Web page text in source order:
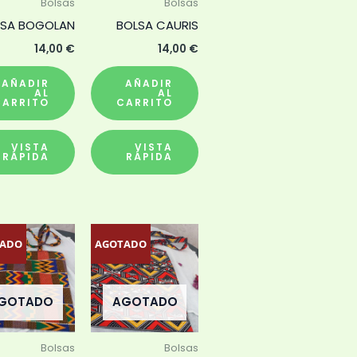
Bolsas
BOGOLAN
14,00 €
AÑADIR
AL
VISTA
RÁPIDA
Bolsas
BOLSA CAURIS
14,00 €
AÑADIR
AL
CARRITO
VISTA
RÁPIDA
Bolsas
AGOTADO
AGOTADO
Bolsas